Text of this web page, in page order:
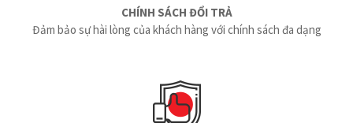
CHÍNH SÁCH ĐỔI TRẢ
Đảm bảo sự hài lòng của khách hàng với chính sách đa dạng